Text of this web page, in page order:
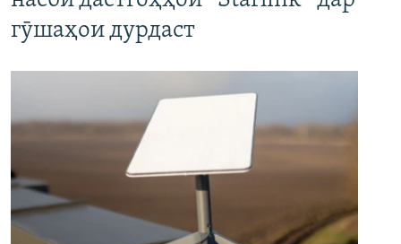
гӯшаҳои дурдаст